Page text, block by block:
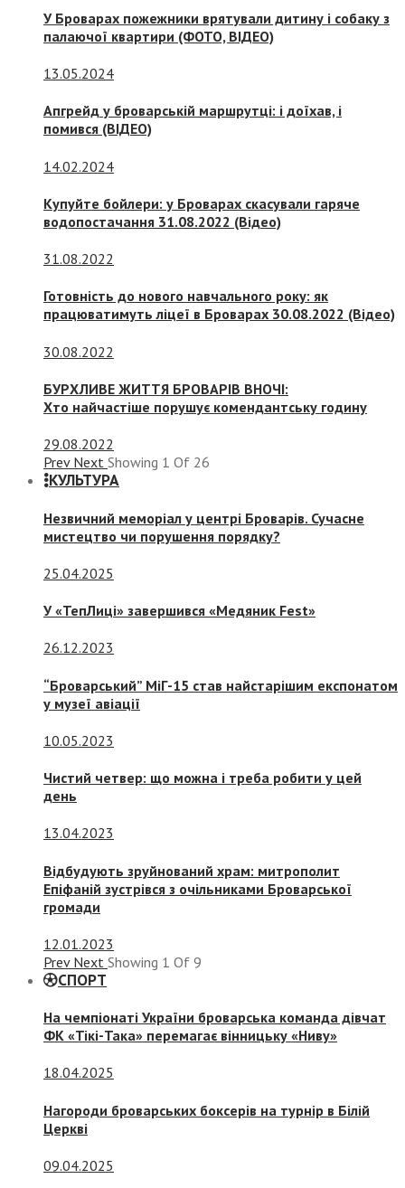
У Броварах пожежники врятували дитину і собаку з
палаючої квартири (ФОТО, ВІДЕО)
13.05.2024
Апгрейд у броварській маршрутці: і доїхав, і
помився (ВІДЕО)
14.02.2024
Купуйте бойлери: у Броварах скасували гаряче
водопостачання 31.08.2022 (Відео)
31.08.2022
Готовність до нового навчального року: як
працюватимуть ліцеї в Броварах 30.08.2022 (Відео)
30.08.2022
БУРХЛИВЕ ЖИТТЯ БРОВАРІВ ВНОЧІ:
Хто найчастіше порушує комендантську годину
29.08.2022
Prev Next Showing 1 Of 26
КУЛЬТУРА
Незвичний меморіал у центрі Броварів. Сучасне
мистецтво чи порушення порядку?
25.04.2025
У «ТепЛиці» завершився «Медяник Fest»
26.12.2023
“Броварський” МіГ-15 став найстарішим експонатом
у музеї авіації
10.05.2023
Чистий четвер: що можна і треба робити у цей
день
13.04.2023
Відбудують зруйнований храм: митрополит
Епіфаній зустрівся з очільниками Броварської
громади
12.01.2023
Prev Next Showing 1 Of 9
СПОРТ
На чемпіонаті України броварська команда дівчат
ФК «Тікі-Така» перемагає вінницьку «Ниву»
18.04.2025
Нагороди броварських боксерів на турнір в Білій
Церкві
09.04.2025